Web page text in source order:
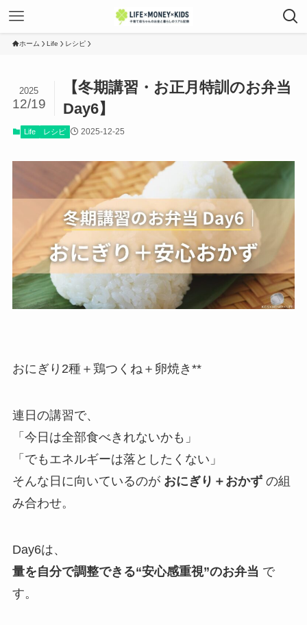
ホーム Life レシピ
【冬期講習・お正月特訓のお弁当
Day6】
2025
12/19
Life レシピ 2025-12-25
おにぎり2種＋鶏つくね＋卵焼き**
連日の講習で、
「今日は全部食べきれないかも」
「でもエネルギーは落としたくない」
そんな日に向いているのが おにぎり＋おかずの組
み合わせ。
Day6は、
量を自分で調整できる“安心感重視”のお弁当 で
す。